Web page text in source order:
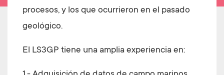
procesos, y los que ocurrieron en el pasado
geológico.
El LS3GP tiene una amplia experiencia en: